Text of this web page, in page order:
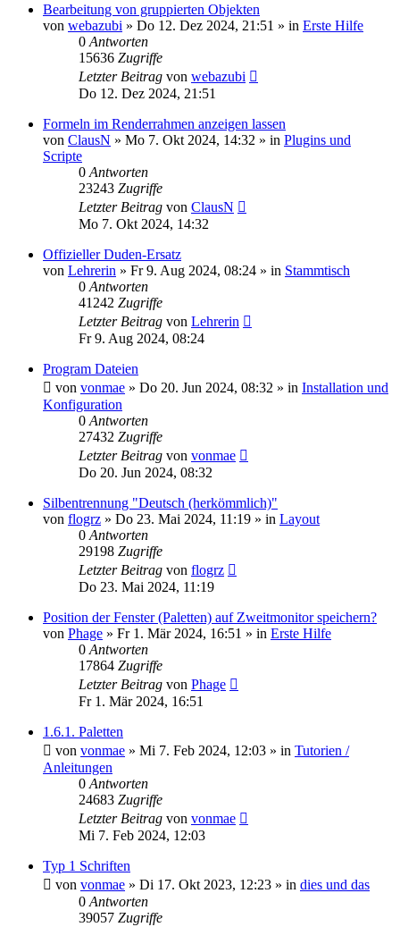
Bearbeitung von gruppierten Objekten
von webazubi » Do 12. Dez 2024, 21:51 » in Erste Hilfe
0 Antworten
15636 Zugriffe
Letzter Beitrag von webazubi
Do 12. Dez 2024, 21:51
Formeln im Renderrahmen anzeigen lassen
von ClausN » Mo 7. Okt 2024, 14:32 » in Plugins und
Scripte
0 Antworten
23243 Zugriffe
Letzter Beitrag von ClausN
Mo 7. Okt 2024, 14:32
Offizieller Duden-Ersatz
von Lehrerin » Fr 9. Aug 2024, 08:24 » in Stammtisch
0 Antworten
41242 Zugriffe
Letzter Beitrag von Lehrerin
Fr 9. Aug 2024, 08:24
Program Dateien
von vonmae » Do 20. Jun 2024, 08:32 » in Installation und
Konfiguration
0 Antworten
27432 Zugriffe
Letzter Beitrag von vonmae
Do 20. Jun 2024, 08:32
Silbentrennung "Deutsch (herkömmlich)"
von flogrz » Do 23. Mai 2024, 11:19 » in Layout
0 Antworten
29198 Zugriffe
Letzter Beitrag von flogrz
Do 23. Mai 2024, 11:19
Position der Fenster (Paletten) auf Zweitmonitor speichern?
von Phage » Fr 1. Mär 2024, 16:51 » in Erste Hilfe
0 Antworten
17864 Zugriffe
Letzter Beitrag von Phage
Fr 1. Mär 2024, 16:51
1.6.1. Paletten
von vonmae » Mi 7. Feb 2024, 12:03 » in Tutorien /
Anleitungen
0 Antworten
24683 Zugriffe
Letzter Beitrag von vonmae
Mi 7. Feb 2024, 12:03
Typ 1 Schriften
von vonmae » Di 17. Okt 2023, 12:23 » in dies und das
0 Antworten
39057 Zugriffe